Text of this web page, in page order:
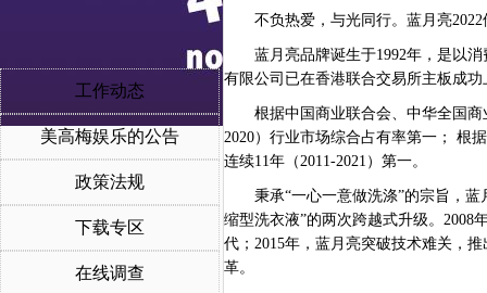
工作动态
美高梅娱乐的公告
政策法规
下载专区
在线调查
不负热爱，与光同行。蓝月亮2022
蓝月亮品牌诞生于1992年，是以
有限公司已在香港联合交易所主板成功
根据中国商业联合会、中华全国
2020）行业市场综合占有率第一； 根
连续11年（2011-2021）第一。
秉承“一心一意做洗涤”的宗旨，
缩型洗衣液”的两次跨越式升级。2008
代；2015年，蓝月亮突破技术难关，
革。